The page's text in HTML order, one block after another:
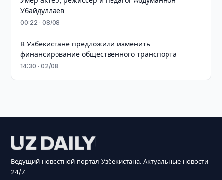
Убайдуллаев
00:22 · 08/08
В Узбекистане предложили изменить
финансирование общественного транспорта
14:30 · 02/08
Ведущий новостной портал Узбекистана. Актуальные новости
24/7.